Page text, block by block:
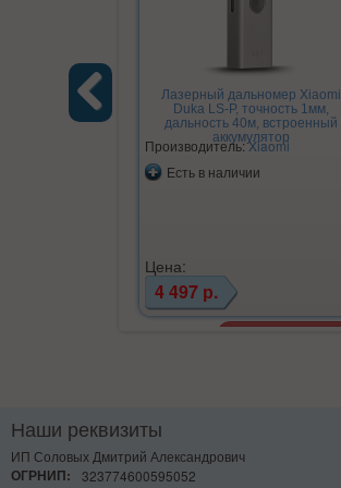
Лазерный дальномер Xiaomi
Duka LS-P, точность 1мм,
дальность 40м, встроенный
аккумулятор
Производитель:Xiaomi
Есть в наличии
Цена:
4 497 р.
Наши реквизиты
ИП Соловых Дмитрий Александрович
ОГРНИП:
323774600595052